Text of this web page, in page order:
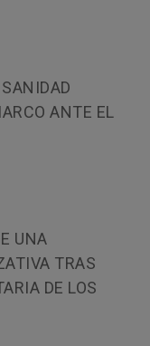
ANTE EL
UNA
TRAS
DE LOS